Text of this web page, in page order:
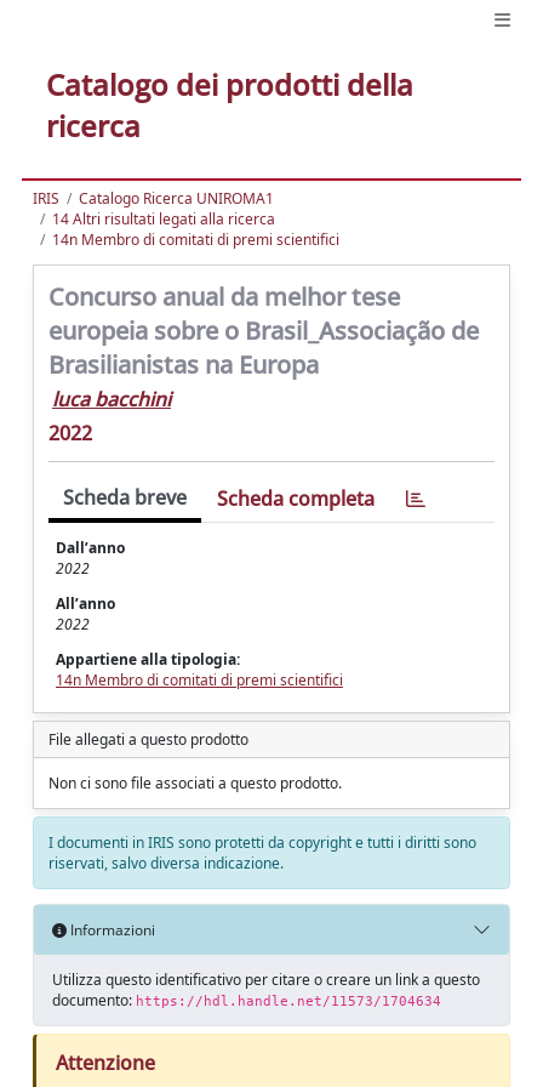
Catalogo dei prodotti della
ricerca
IRIS
Catalogo Ricerca UNIROMA1
14 Altri risultati legati alla ricerca
14n Membro di comitati di premi scientifici
Concurso anual da melhor tese
europeia sobre o Brasil_Associação de
Brasilianistas na Europa
luca bacchini
2022
Scheda breve Scheda completa
Dall’anno
2022
All’anno
2022
Appartiene alla tipologia:
14n Membro di comitati di premi scientifici
File allegati a questo prodotto
Non ci sono file associati a questo prodotto.
I documenti in IRIS sono protetti da copyright e tutti i diritti sono
riservati, salvo diversa indicazione.
Informazioni
Utilizza questo identificativo per citare o creare un link a questo
documento: https://hdl.handle.net/11573/1704634
Attenzione